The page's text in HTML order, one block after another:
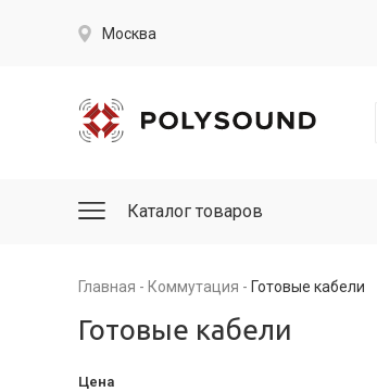
Москва
Каталог товаров
Главная Коммутация Готовые кабели
Готовые кабели
Цена